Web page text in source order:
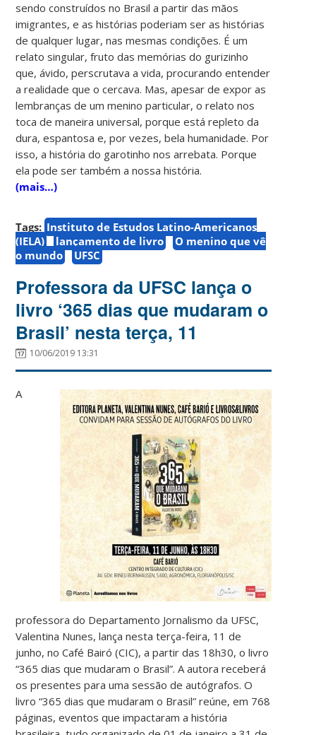
sendo construídos no Brasil a partir das mãos
imigrantes, e as histórias poderiam ser as histórias
de qualquer lugar, nas mesmas condições. É um
relato singular, fruto das memórias do gurizinho
que, ávido, perscrutava a vida, procurando entender
a realidade que o cercava. Mas, apesar de expor as
lembranças de um menino particular, o relato nos
toca de maneira universal, porque está repleto da
dura, espantosa e, por vezes, bela humanidade. Por
isso, a história do garotinho nos arrebata. Porque
ela pode ser também a nossa história.
(mais…)
Tags: Instituto de Estudos Latino-Americanos
(IELA)
lançamento de livro
O menino que vê
o mundo
UFSC
Professora da UFSC lança o
livro ‘365 dias que mudaram o
Brasil’ nesta terça, 11
10/06/2019 13:31
A
professora do Departamento Jornalismo da UFSC,
Valentina Nunes, lança nesta terça-feira, 11 de
junho, no Café Bairó (CIC), a partir das 18h30, o livro
“365 dias que mudaram o Brasil”. A autora receberá
os presentes para uma sessão de autógrafos. O
livro “365 dias que mudaram o Brasil” reúne, em 768
páginas, eventos que impactaram a história